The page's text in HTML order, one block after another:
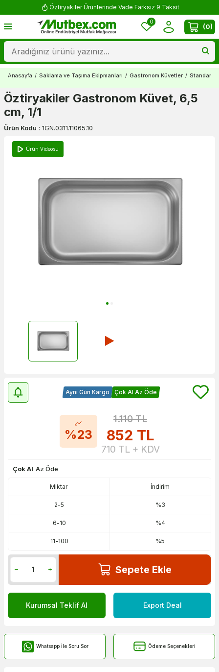
Öztiryakiler Ürünlerinde Vade Farksız 9 Taksit
0
(0)
Anasayfa / Saklama ve Taşıma Ekipmanları / Gastronom Küvetler / Standart
Öztiryakiler Gastronom Küvet, 6,5
cm, 1/1
Ürün Kodu : 1GN.0311.11065.10
Ürün Videosu
Aynı Gün Kargo Çok Al Az Öde
%23
1.110TL
852 TL
710 TL + KDV
Çok Al Az Öde
Miktar İndirim
2-5 %3
6-10 %4
11-100 %5
Sepete Ekle
Kurumsal Teklif Al Export Deal
Whatsapp İle Soru Sor Ödeme Seçenekleri